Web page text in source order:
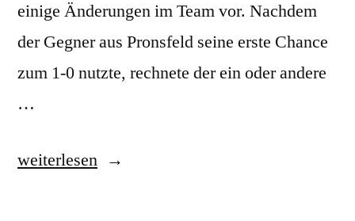
einige Änderungen im Team vor. Nachdem
der Gegner aus Pronsfeld seine erste Chance
zum 1-0 nutzte, rechnete der ein oder andere
…
„Spieltag
weiterlesen